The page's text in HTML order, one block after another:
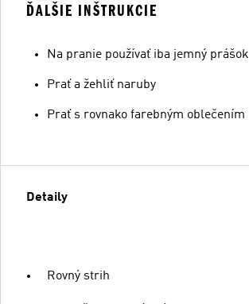
ĎALŠIE INŠTRUKCIE
Na pranie používať iba jemný prášok
Prať a žehliť naruby
Prať s rovnako farebným oblečením
Detaily
Rovný strih